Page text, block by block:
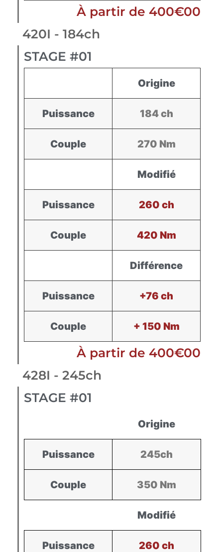
À partir de 400€00
420I - 184ch
STAGE #01
Origine
Puissance 184 ch
Couple 270 Nm
Modifié
Puissance 260 ch
Couple 420 Nm
Différence
Puissance +76 ch
Couple + 150 Nm
À partir de 400€00
428I - 245ch
STAGE #01
Origine
Puissance 245ch
Couple 350 Nm
Modifié
Puissance 260 ch